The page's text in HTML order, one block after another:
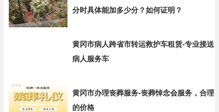
分时具体能加多少分？如何证明？
黄冈市病人跨省市转运救护车租赁-专业接送
病人服务车
黄冈市办理丧葬服务-丧葬悼念会服务，合理
的价格